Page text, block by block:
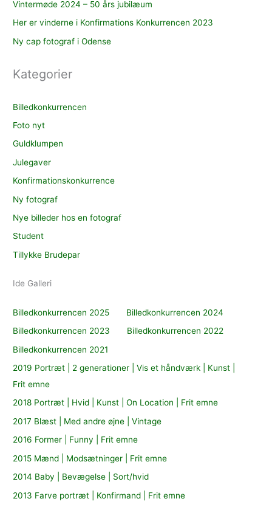
Vintermøde 2024 – 50 års jubilæum
Her er vinderne i Konfirmations Konkurrencen 2023
Ny cap fotograf i Odense
Kategorier
Billedkonkurrencen
Foto nyt
Guldklumpen
Julegaver
Konfirmationskonkurrence
Ny fotograf
Nye billeder hos en fotograf
Student
Tillykke Brudepar
Ide Galleri
Billedkonkurrencen 2025
Billedkonkurrencen 2024
Billedkonkurrencen 2023
Billedkonkurrencen 2022
Billedkonkurrencen 2021
2019 Portræt | 2 generationer | Vis et håndværk | Kunst |
Frit emne
2018 Portræt | Hvid | Kunst | On Location | Frit emne
2017 Blæst | Med andre øjne | Vintage
2016 Former | Funny | Frit emne
2015 Mænd | Modsætninger | Frit emne
2014 Baby | Bevægelse | Sort/hvid
2013 Farve portræt | Konfirmand | Frit emne